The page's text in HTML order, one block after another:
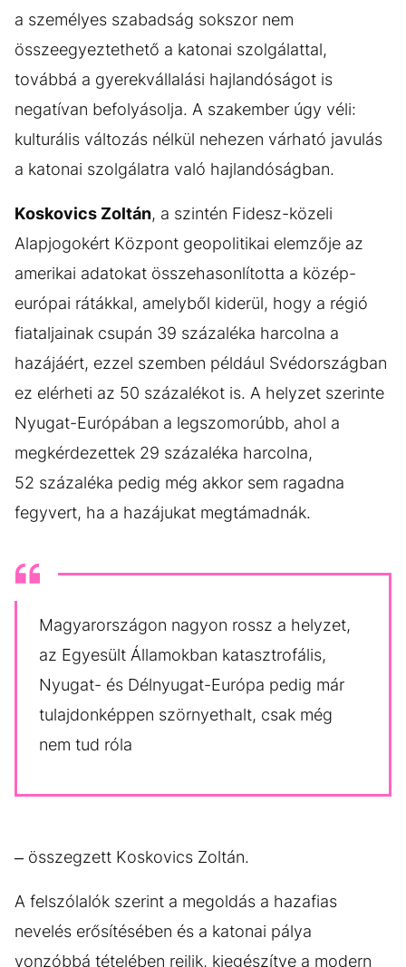
a személyes szabadság sokszor nem
összeegyeztethető a katonai szolgálattal,
továbbá a gyerekvállalási hajlandóságot is
negatívan befolyásolja. A szakember úgy véli:
kulturális változás nélkül nehezen várható javulás
a katonai szolgálatra való hajlandóságban.
Koskovics Zoltán, a szintén Fidesz-közeli
Alapjogokért Központ geopolitikai elemzője az
amerikai adatokat összehasonlította a közép-
európai rátákkal, amelyből kiderül, hogy a régió
fiataljainak csupán 39 százaléka harcolna a
hazájáért, ezzel szemben például Svédországban
ez elérheti az 50 százalékot is. A helyzet szerinte
Nyugat-Európában a legszomorúbb, ahol a
megkérdezettek 29 százaléka harcolna,
52 százaléka pedig még akkor sem ragadna
fegyvert, ha a hazájukat megtámadnák.
Magyarországon nagyon rossz a helyzet,
az Egyesült Államokban katasztrofális,
Nyugat- és Délnyugat-Európa pedig már
tulajdonképpen szörnyethalt, csak még
nem tud róla
– összegzett Koskovics Zoltán.
A felszólalók szerint a megoldás a hazafias
nevelés erősítésében és a katonai pálya
vonzóbbá tételében rejlik, kiegészítve a modern